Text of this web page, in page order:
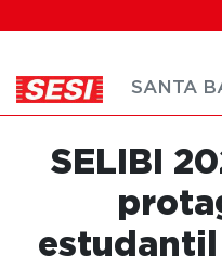
inclui
um
sistema
acessibilidade.
SANTA
SELIBI